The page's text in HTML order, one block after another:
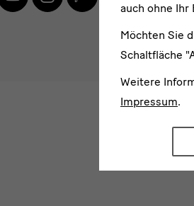
auch ohne Ihr
Möchten Sie
Schaltfläche
Weitere
Impressum.
Blog
Mail-
Adresse
*
Ich
Bitte
Ich